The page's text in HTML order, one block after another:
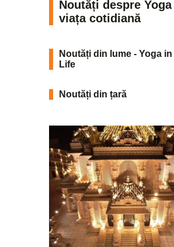
Noutăți despre
viața cotidiană
Noutăți din lume - Yoga
Life
Noutăți din țară